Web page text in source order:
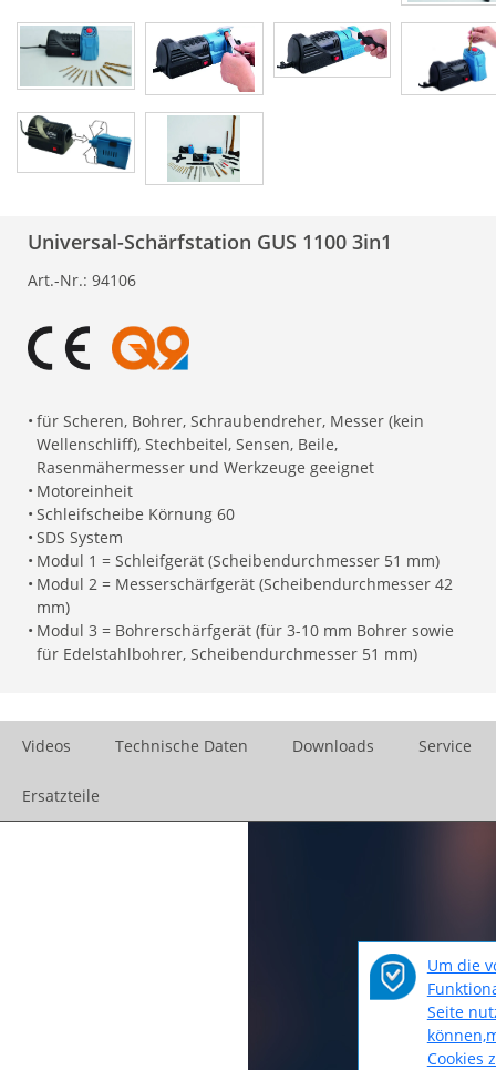
Universal-Schärfstation GUS 1100 3in1
Art.-Nr.: 94106
• für Scheren, Bohrer, Schraubendreher, Messer (kein
Wellenschliff), Stechbeitel, Sensen, Beile,
Rasenmähermesser und Werkzeuge geeignet
• Motoreinheit
• Schleifscheibe Körnung 60
• SDS System
• Modul 1 = Schleifgerät (Scheibendurchmesser 51 mm)
• Modul 2 = Messerschärfgerät (Scheibendurchmesser 42
mm)
• Modul 3 = Bohrerschärfgerät (für 3-10 mm Bohrer sowie
für Edelstahlbohrer, Scheibendurchmesser 51 mm)
Videos Technische Daten Downloads Service
Ersatzteile
Um die
Seite
Cookies